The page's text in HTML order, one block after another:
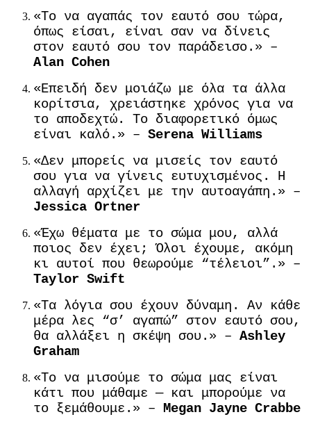
«Το να αγαπάς τον εαυτό σου τώρα,
όπως είσαι, είναι σαν να δίνεις
στον εαυτό σου τον παράδεισο.» –
Alan Cohen
«Επειδή δεν μοιάζω με όλα τα άλλα
κορίτσια, χρειάστηκε χρόνος για να
το αποδεχτώ. Το διαφορετικό όμως
είναι καλό.» – Serena Williams
«Δεν μπορείς να μισείς τον εαυτό
σου για να γίνεις ευτυχισμένος. Η
αλλαγή αρχίζει με την αυτοαγάπη.» –
Jessica Ortner
«Έχω θέματα με το σώμα μου, αλλά
ποιος δεν έχει; Όλοι έχουμε, ακόμη
κι αυτοί που θεωρούμε “τέλειοι”.» –
Taylor Swift
«Τα λόγια σου έχουν δύναμη. Αν κάθε
μέρα λες “σ’ αγαπώ” στον εαυτό σου,
θα αλλάξει η σκέψη σου.» – Ashley
Graham
«Το να μισούμε το σώμα μας είναι
κάτι που μάθαμε — και μπορούμε να
το ξεμάθουμε.» – Megan Jayne Crabbe